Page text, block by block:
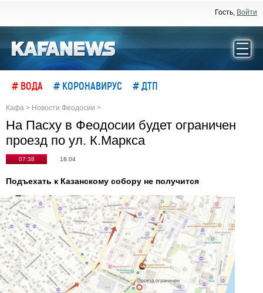
Гость, Войти
# ВОДА # КОРОНАВИРУС # ДТП
Кафа > Новости Феодосии >
На Пасху в Феодосии будет ограничен
проезд по ул. К.Маркса
07:38 18.04
Подъехать к Казанскому собору не получится